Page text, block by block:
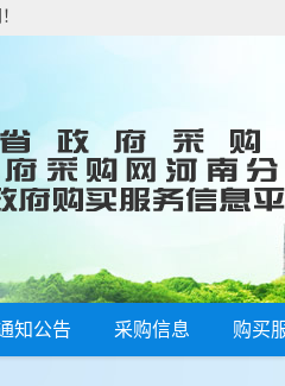
知公告 采购信息 购买